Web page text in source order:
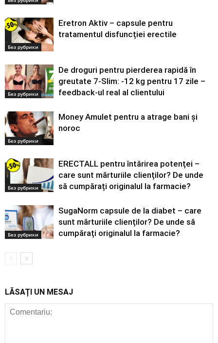
Без рубрики
Eretron Aktiv – capsule pentru
tratamentul disfuncției erectile
Без рубрики
De droguri pentru pierderea rapidă în
greutate 7-Slim: -12 kg pentru 17 zile –
feedback-ul real al clientului
Без рубрики
Money Amulet pentru a atrage bani și
noroc
Без рубрики
ERECTALL pentru întărirea potenței –
care sunt mărturiile clienților? De unde
să cumpărați originalul la farmacie?
Без рубрики
SugaNorm capsule de la diabet – care
sunt mărturiile clienților? De unde să
cumpărați originalul la farmacie?
LĂSAȚI UN MESAJ